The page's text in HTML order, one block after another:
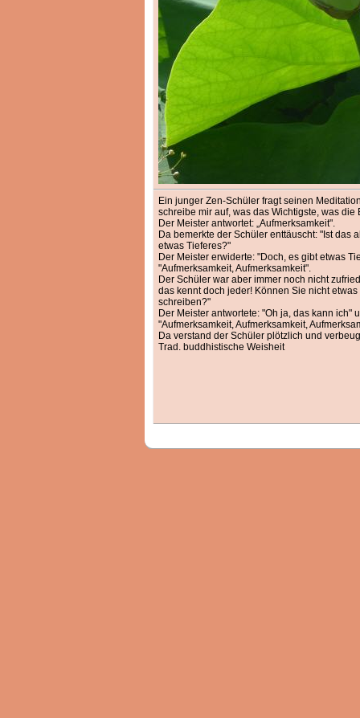
Ein junger Zen-Schüler fragt seinen
schreibe mir auf, was das Wichtigste, was die
Der Meister antwortet: „Aufmerksamkeit".
Da bemerkte der Schüler enttäuscht: "Ist das
etwas Tieferes?"
Der Meister erwiderte: "Doch, es gibt etwas
"Aufmerksamkeit, Aufmerksamkeit".
Der Schüler war aber immer noch nicht
das kennt doch jeder! Können Sie nicht
schreiben?"
Der Meister antwortete: "Oh ja, das kann ich"
"Aufmerksamkeit, Aufmerksamkeit,
Da verstand der Schüler plötzlich und
Trad. buddhistische Weisheit